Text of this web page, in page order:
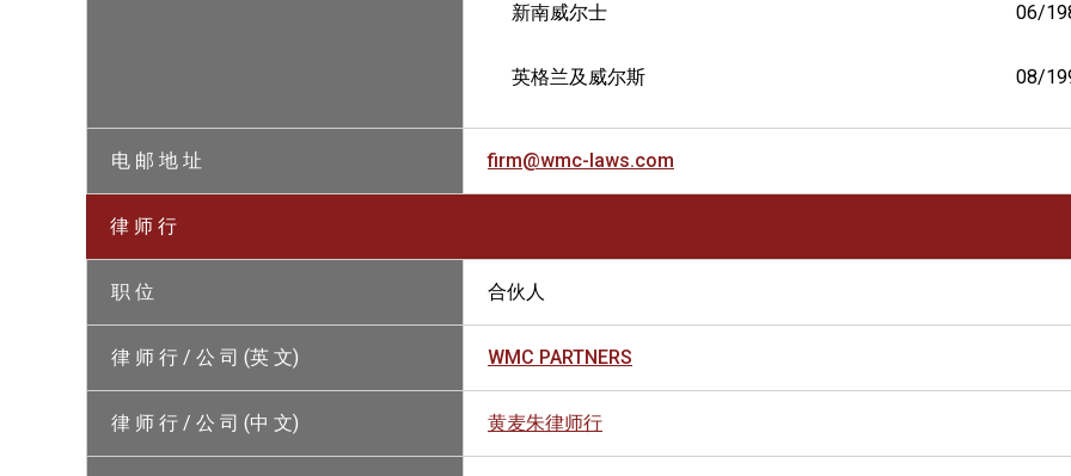
新南威尔士 06/
英格兰及威尔斯 08/
电 邮 地 址 firm@wmc-laws.com
律 师 行
职 位 合伙人
律 师 行 / 公 司 (英 文) WMC PARTNERS
律 师 行 / 公 司 (中 文) 黄麦朱律师行